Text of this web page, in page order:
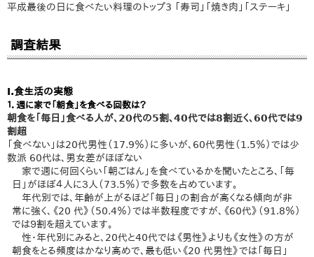
平成最後の日に食べたい料理のトップ3 「寿司」「焼き肉」「ステーキ」
調査結果
Ⅰ.食生活の実態
１．週に家で「朝食」を食べる回数は？
朝食を「毎日」食べる人が、20代の5割、40代では8割近く、60代では9
割超
「食べない」は20代男性（17.9％）に多いが、60代男性（1.5％）では少
数派 60代は、男女差がほぼない
家で週に何回くらい「朝ごはん」を食べているかを聞いたところ、「毎
日」がほぼ４人に３人（73.5％）で多数を占めています。
年代別では、年齢が上がるほど「毎日」の割合が高くなる傾向が非
常に強く、《20 代》（50.4％）では半数程度ですが、《60代》（91.8％）
では９割を超えています。
性・年代別にみると、20代と40代では《男性》よりも《女性》の方が
朝食をとる頻度はかなり高めで、最も低い《20 代男性》では「毎日」